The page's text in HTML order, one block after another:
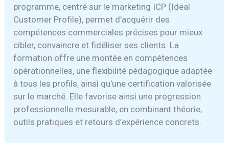
programme, centré sur le marketing ICP (Ideal
Customer Profile), permet d’acquérir des
compétences commerciales précises pour mieux
cibler, convaincre et fidéliser ses clients. La
formation offre une montée en compétences
opérationnelles, une flexibilité pédagogique adaptée
à tous les profils, ainsi qu’une certification valorisée
sur le marché. Elle favorise ainsi une progression
professionnelle mesurable, en combinant théorie,
outils pratiques et retours d’expérience concrets.